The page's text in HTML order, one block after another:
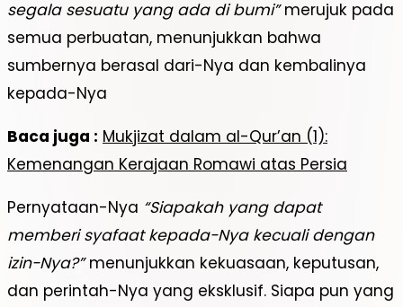
segala sesuatu yang ada di bumi”merujuk pada
semua perbuatan, menunjukkan bahwa
sumbernya berasal dari-Nya dan kembalinya
kepada-Nya
Baca juga : Mukjizat dalam al-Qur’an (1):
Kemenangan Kerajaan Romawi atas Persia
Pernyataan-Nya “Siapakah yang dapat
memberi syafaat kepada-Nya kecuali dengan
izin-Nya?”menunjukkan kekuasaan, keputusan,
dan perintah-Nya yang eksklusif. Siapa pun yang